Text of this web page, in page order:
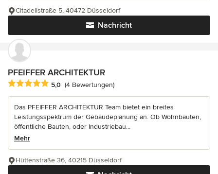
Nachricht
Citadellstraße 5, 40472 Düsseldorf
PFEIFFER ARCHITEKTUR
Durchschnittliche Bewertung: 5 von 5 Sternen
5,0 (4 Bewertungen)
Das PFEIFFER ARCHITEKTUR Team bietet ein breites
Leistungsspektrum der Gebäudeplanung an. Ob Wohnbauten,
öffentliche Bauten, oder Industriebau...
Mehr
Hüttenstraße 36, 40215 Düsseldorf